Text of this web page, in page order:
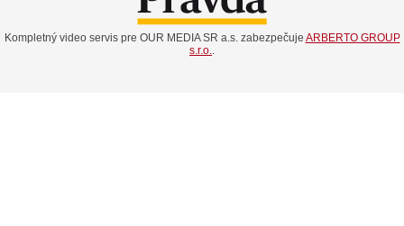
Kompletný video servis pre OUR MEDIA SR a.s. zabezpečuje ARBERTO GROUP
s.r.o.